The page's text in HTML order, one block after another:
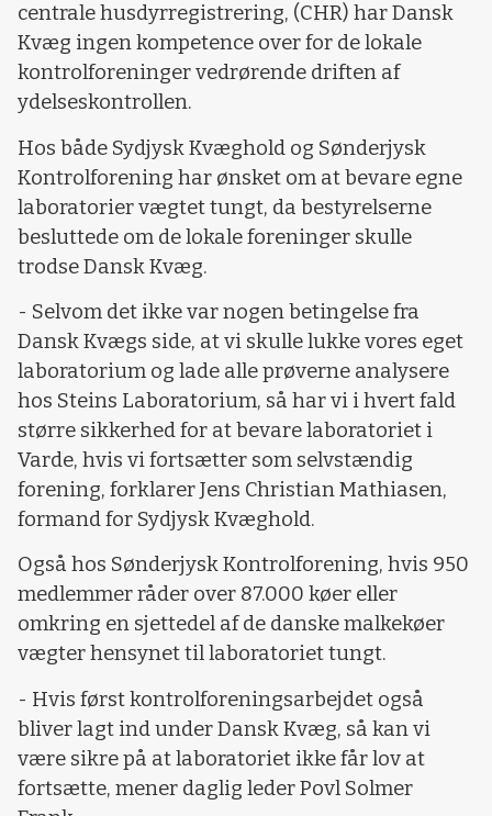
centrale husdyrregistrering, (CHR) har Dansk
Kvæg ingen kompetence over for de lokale
kontrolforeninger vedrørende driften af
ydelseskontrollen.
Hos både Sydjysk Kvæghold og Sønderjysk
Kontrolforening har ønsket om at bevare egne
laboratorier vægtet tungt, da bestyrelserne
besluttede om de lokale foreninger skulle
trodse Dansk Kvæg.
- Selvom det ikke var nogen betingelse fra
Dansk Kvægs side, at vi skulle lukke vores eget
laboratorium og lade alle prøverne analysere
hos Steins Laboratorium, så har vi i hvert fald
større sikkerhed for at bevare laboratoriet i
Varde, hvis vi fortsætter som selvstændig
forening, forklarer Jens Christian Mathiasen,
formand for Sydjysk Kvæghold.
Også hos Sønderjysk Kontrolforening, hvis 950
medlemmer råder over 87.000 køer eller
omkring en sjettedel af de danske malkekøer
vægter hensynet til laboratoriet tungt.
- Hvis først kontrolforeningsarbejdet også
bliver lagt ind under Dansk Kvæg, så kan vi
være sikre på at laboratoriet ikke får lov at
fortsætte, mener daglig leder Povl Solmer